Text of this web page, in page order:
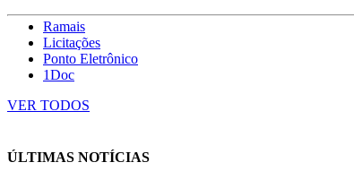
Ramais
Licitações
Ponto Eletrônico
1Doc
VER TODOS
ÚLTIMAS NOTÍCIAS